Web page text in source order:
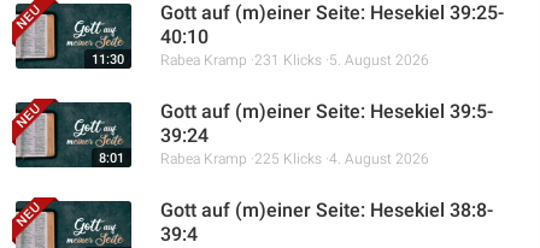
11:30
Gott auf (m)einer Seite: Hesekiel 39:25-
40:10
Rabea Kramp 231 Klicks 5. August 2026
8:01
Gott auf (m)einer Seite: Hesekiel 39:5-
39:24
Rabea Kramp 225 Klicks 4. August 2026
Gott auf (m)einer Seite: Hesekiel 38:8-
39:4